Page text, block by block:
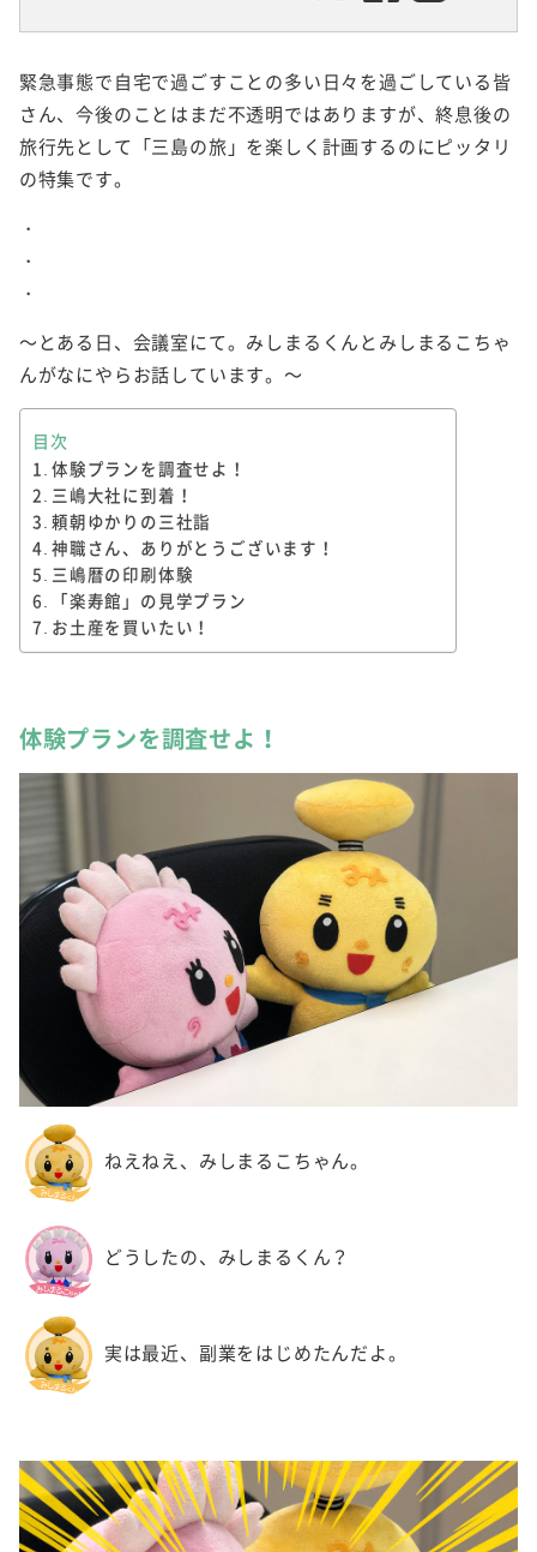
緊急事態で自宅で過ごすことの多い日々を過ごしている皆
さん、今後のことはまだ不透明ではありますが、終息後の
旅行先として「三島の旅」を楽しく計画するのにピッタリ
の特集です。
・
・
・
～とある日、会議室にて。みしまるくんとみしまるこちゃ
んがなにやらお話しています。～
目次
体験プランを調査せよ！
三嶋大社に到着！
頼朝ゆかりの三社詣
神職さん、ありがとうございます！
三嶋暦の印刷体験
「楽寿館」の見学プラン
お土産を買いたい！
体験プランを調査せよ！
ねえねえ、みしまるこちゃん。
どうしたの、みしまるくん？
実は最近、副業をはじめたんだよ。